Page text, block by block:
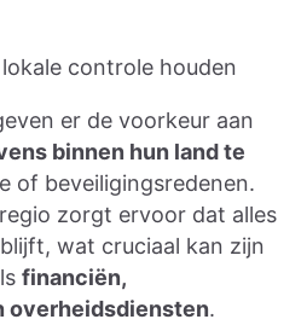
controle houden
er de voorkeur aan
binnen hun land te
of beveiligingsredenen.
zorgt ervoor dat alles
wat cruciaal kan zijn
financiën,
overheidsdiensten.